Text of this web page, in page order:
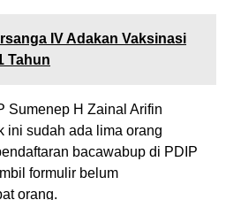
IV Adakan Vaksinasi
Tahun
Sumenep H Zainal Arifin
ini sudah ada lima orang
bacawabup di PDIP
formulir belum
orang.